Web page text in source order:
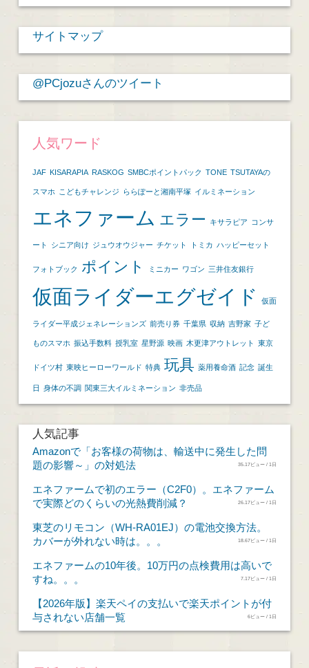
ー
カ
イ
サイトマップ
@PCjozuさんのツイート
人気ワード
JAF KISARAPIA RASKOG SMBCポイントパック TONE TSUTAYAの
スマホ こどもチャレンジ ららぽーと湘南平塚 イルミネーション
エネファーム エラー キサラピア コンサ
ート シニア向け ジュウオウジャー チケット トミカ ハッピーセット
フォトブック ポイント ミニカー ワゴン 三井住友銀行
仮面ライダーエグゼイド 仮面
ライダー平成ジェネレーションズ 前売り券 千葉県 収納 吉野家 子ど
ものスマホ 振込手数料 授乳室 星野源 映画 木更津アウトレット 東京
ドイツ村 東映ヒーローワールド 特典 玩具 薬用養命酒 記念 誕生
日 身体の不調 関東三大イルミネーション 非売品
人気記事
Amazonで「お客様の荷物は、輸送中に発生した問
題の影響～」の対処法
35.17ビュー / 1日
エネファームで初のエラー（C2F0）。エネファーム
で実際どのくらいの光熱費削減？
26.17ビュー / 1日
東芝のリモコン（WH-RA01EJ）の電池交換方法。
カバーが外れない時は。。。
18.67ビュー / 1日
エネファームの10年後。10万円の点検費用は高いで
すね。。。
7.17ビュー / 1日
【2026年版】楽天ペイの支払いで楽天ポイントが付
与されない店舗一覧
6ビュー / 1日